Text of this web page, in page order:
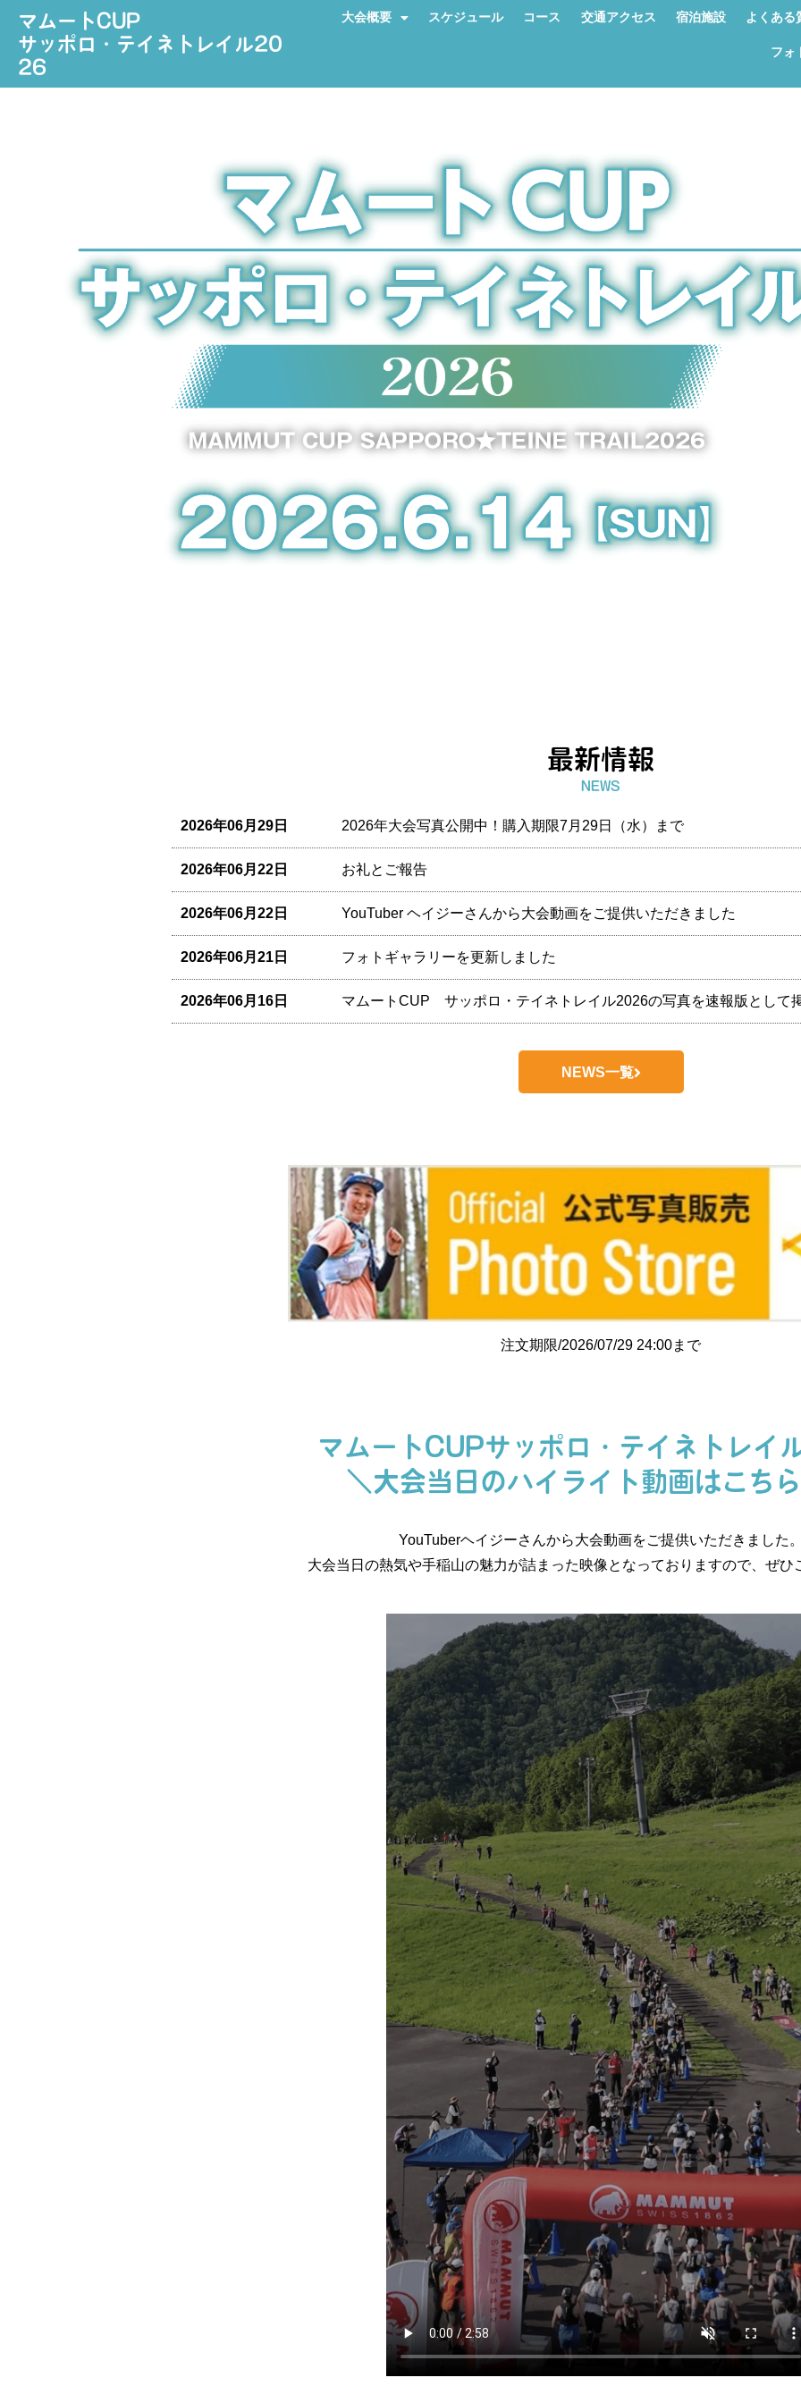
マムートCUP
サッポロ・テイネトレイル20
26
大会概要 スケジュール コース 交通アクセス 宿泊施設 よくある
フォ
最新情報
NEWS
2026年06月29日 2026年大会写真公開中！購入期限7月29日（水）まで
2026年06月22日 お礼とご報告
2026年06月22日 YouTuber ヘイジーさんから大会動画をご提供いただきました
2026年06月21日 フォトギャラリーを更新しました
2026年06月16日 マムートCUP サッポロ・テイネトレイル2026の写真を速報版として
NEWS一覧
注文期限/2026/07/29 24:00まで
マムートCUPサッポロ・テイネトレ
＼大会当日のハイライト動画はこち
YouTuberヘイジーさんから大会動画をご提供いただきました。
大会当日の熱気や手稲山の魅力が詰まった映像となっておりますので、ぜひ